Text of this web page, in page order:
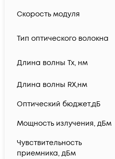
Скорость модуля
Тип оптического волокна
Длина волны Tx, нм
Длина волны RX,нм
Оптический бюджет,дБ
Мощность излучения, дБм
Чувствительность
приемника, дБм